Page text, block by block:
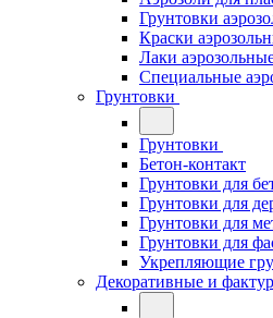
Грунтовки
Краски
Лаки
Специальные
Грунтовки
Грунтовки
Бетон-контакт
Грунтовки для
Грунтовки для
Грунтовки для
Грунтовки для
Укрепляющие
Декоративные и